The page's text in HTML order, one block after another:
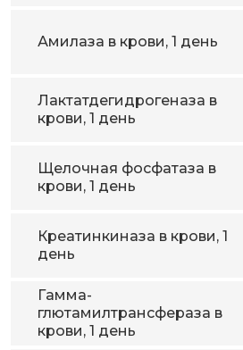
Амилаза в крови, 1 день
Лактатдегидрогеназа в
крови, 1 день
Щелочная фосфатаза в
крови, 1 день
Креатинкиназа в крови, 1
день
Гамма-
глютамилтрансфераза в
крови, 1 день